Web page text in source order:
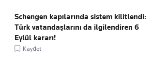
Schengen kapılarında sistem kilitlendi:
Türk vatandaşlarını da ilgilendiren 6
Eylül kararı!
Kaydet